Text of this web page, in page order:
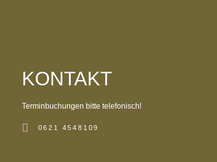
KONTAKT
Terminbuchungen bitte telefonisch!
0621 4548109